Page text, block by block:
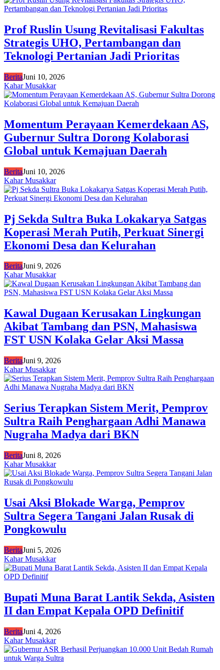
Prof Ruslin Usung Revitalisasi Fakultas
Strategis UHO, Pertambangan dan
Teknologi Pertanian Jadi Prioritas
BeritaJuni 10, 2026
Kahar Musakkar
Momentum Perayaan Kemerdekaan AS,
Gubernur Sultra Dorong Kolaborasi
Global untuk Kemajuan Daerah
BeritaJuni 10, 2026
Kahar Musakkar
Pj Sekda Sultra Buka Lokakarya Satgas
Koperasi Merah Putih, Perkuat Sinergi
Ekonomi Desa dan Kelurahan
BeritaJuni 9, 2026
Kahar Musakkar
Kawal Dugaan Kerusakan Lingkungan
Akibat Tambang dan PSN, Mahasiswa
FST USN Kolaka Gelar Aksi Massa
BeritaJuni 9, 2026
Kahar Musakkar
Serius Terapkan Sistem Merit, Pemprov
Sultra Raih Penghargaan Adhi Manawa
Nugraha Madya dari BKN
BeritaJuni 8, 2026
Kahar Musakkar
Usai Aksi Blokade Warga, Pemprov
Sultra Segera Tangani Jalan Rusak di
Pongkowulu
BeritaJuni 5, 2026
Kahar Musakkar
Bupati Muna Barat Lantik Sekda, Asisten
II dan Empat Kepala OPD Definitif
BeritaJuni 4, 2026
Kahar Musakkar